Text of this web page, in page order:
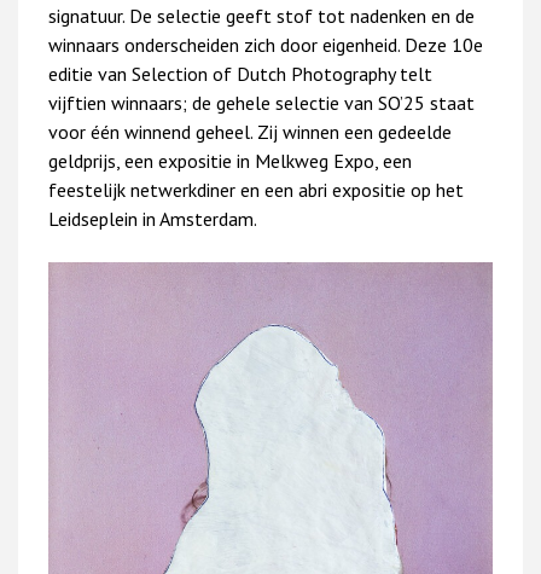
signatuur. De selectie geeft stof tot nadenken en de
winnaars onderscheiden zich door eigenheid. Deze 10e
editie van Selection of Dutch Photography telt
vijftien winnaars; de gehele selectie van SO’25 staat
voor één winnend geheel. Zij winnen een gedeelde
geldprijs, een expositie in Melkweg Expo, een
feestelijk netwerkdiner en een abri expositie op het
Leidseplein in Amsterdam.